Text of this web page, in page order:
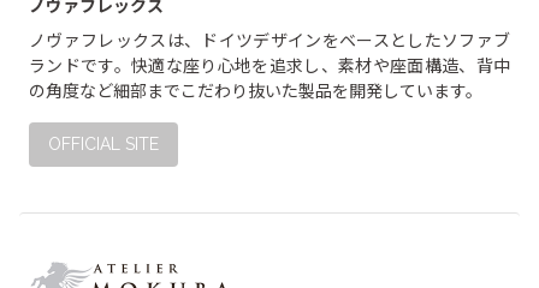
ノヴァフレックス
ノヴァフレックスは、ドイツデザインをベースとしたソファブ
ランドです。快適な座り心地を追求し、素材や座面構造、背中
の角度など細部までこだわり抜いた製品を開発しています。
OFFICIAL SITE